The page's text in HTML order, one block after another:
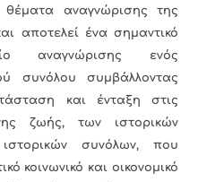
αναγνώρισης της
αποτελεί ένα σημαντικό
αναγνώρισης ενός
συνόλου συμβάλλοντας
και ένταξη στις
ζωής, των ιστορικών
συνόλων, που
κοινωνικό και οικονομικό